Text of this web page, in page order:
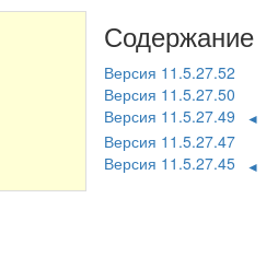
Содержание
Версия 11.5.27.52
Версия 11.5.27.50
Версия 11.5.27.49
◄
Версия 11.5.27.47
Версия 11.5.27.45
◄